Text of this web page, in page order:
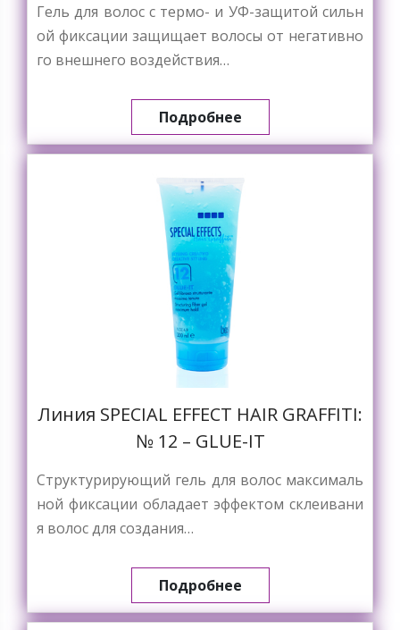
Гель для волос с термо- и УФ-защитой сильн
ой фиксации защищает волосы от негативно
го внешнего воздействия…
Подробнее
Линия SPECIAL EFFECT HAIR GRAFFITI:
№ 12 – GLUE-IT
Структурирующий гель для волос максималь
ной фиксации обладает эффектом склеивани
я волос для создания…
Подробнее